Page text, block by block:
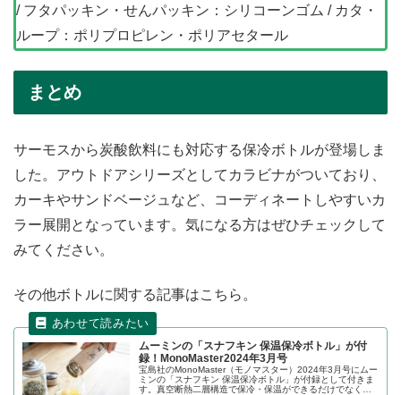
/ フタパッキン・せんパッキン：シリコーンゴム / カタ・
ループ：ポリプロピレン・ポリアセタール
まとめ
サーモスから炭酸飲料にも対応する保冷ボトルが登場しま
した。アウトドアシリーズとしてカラビナがついており、
カーキやサンドベージュなど、コーディネートしやすいカ
ラー展開となっています。気になる方はぜひチェックして
みてください。
その他ボトルに関する記事はこちら。
ムーミンの「スナフキン 保温保冷ボトル」が付
録！MonoMaster2024年3月号
宝島社のMonoMaster（モノマスター）2024年3月号にムー
ミンの「スナフキン 保温保冷ボトル」が付録として付きま
す。真空断熱二層構造で保冷・保温ができるだけでなく、